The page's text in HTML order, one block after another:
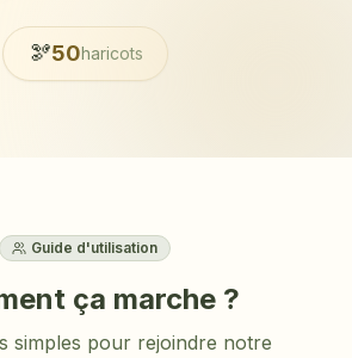
🫘50haricots
Guide d'utilisation
ça marche ?
simples pour rejoindre notre